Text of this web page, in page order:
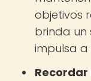
objetivos
brinda un
impulsa a